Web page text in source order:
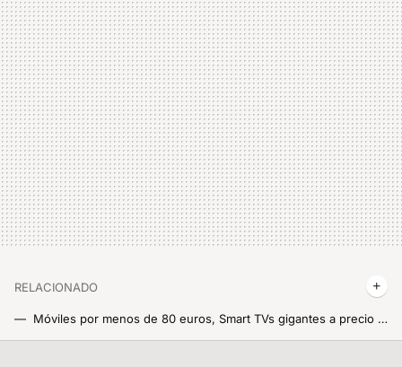
RELACIONADO
Móviles por menos de 80 euros, Smart TVs gigantes a precio de liquidación y proyectores de cine: Cazando Gangas